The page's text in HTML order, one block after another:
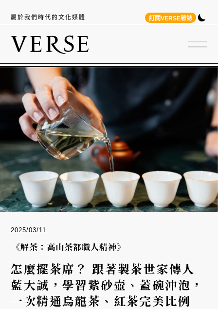
屬於我們時代的文化媒體 訂閱VERSE雜誌
2025/03/11
《解茶：高山茶都職人精神》
怎麼擺茶席？ 跟著製茶世家傳人
藍大誠，學習紫砂壺、蓋碗沖泡，
一次精通烏龍茶、紅茶完美比例